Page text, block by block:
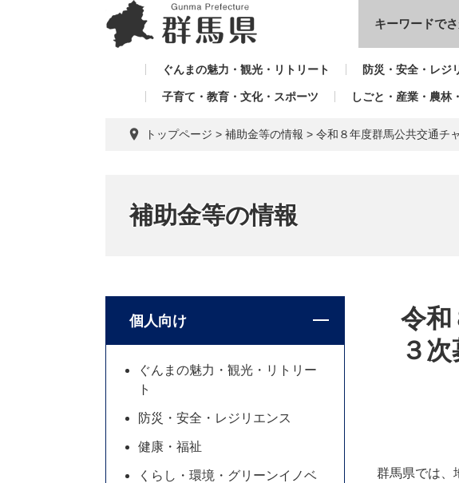
キーワードで
ぐんまの魅力・観光・リトリート 防災・安全・レジ
子育て・教育・文化・スポーツ しごと・産業・農林
トップページ > 補助金等の情報 > 令和８年度群馬公共交通チ
補助金等の情報
令和
３
群馬県では、
個人向け
ぐんまの魅力・観光・リトリー
ト
防災・安全・レジリエンス
健康・福祉
くらし・環境・グリーンイノベ